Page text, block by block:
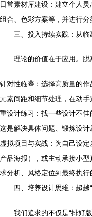
日常素材库建设：建立个人
组合、色彩方案等，并进行分
三、投入持续实践：从
理论的价值在于应用。脱
针对性临摹：选择高质量的作
元素间距和细节处理，在动手
重设计练习：找一些设计不佳
这是解决具体问题、锻炼设计
虚拟项目与实战：为自己设
产品海报），或主动承接小
求分析、风格定位到最终执行
四、培养设计思维：超越
我们追求的不仅是“排好